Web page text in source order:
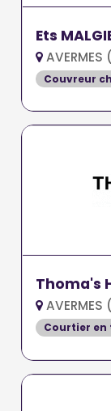
Ets
Couvreur
Thoma's
Courtier en